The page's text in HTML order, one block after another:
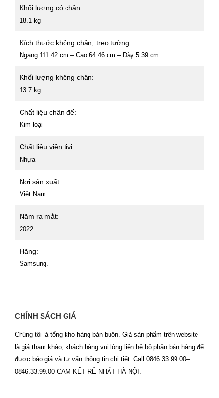
Khối lượng có chân:
18.1 kg
Kích thước không chân, treo tường:
Ngang 111.42 cm – Cao 64.46 cm – Dày 5.39 cm
Khối lượng không chân:
13.7 kg
Chất liệu chân đế:
Kim loại
Chất liệu viền tivi:
Nhựa
Nơi sản xuất:
Việt Nam
Năm ra mắt:
2022
Hãng:
Samsung.
CHÍNH SÁCH GIÁ
Chúng tôi là tổng kho hàng bán buôn. Giá sản phẩm trên website
là giá tham khảo, khách hàng vui lòng liên hệ bộ phân bán hàng để
được báo giá và tư vấn thông tin chi tiết. Call 0846.33.99.00–
0846.33.99.00 CAM KẾT RẺ NHẤT HÀ NỘI.